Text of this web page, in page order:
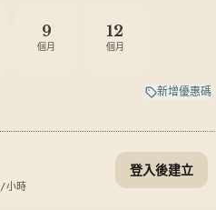
9
個月
12
個月
新增優惠碼
/小時
登入後建立